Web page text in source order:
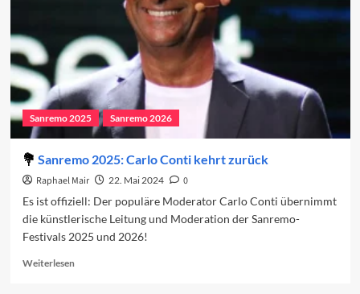
Sanremo 2025 Sanremo 2026
Sanremo 2025: Carlo Conti kehrt zurück
Raphael Mair 22. Mai 2024
0
Es ist offiziell: Der populäre Moderator Carlo Conti übernimmt
die künstlerische Leitung und Moderation der Sanremo-
Festivals 2025 und 2026!
WeiterlesenRead